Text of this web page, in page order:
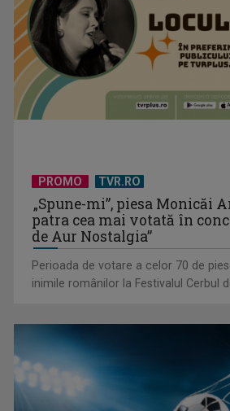
Spectacol total la TVR: David Popovici
Prima câştigătoare a trofeului „Vedeta
aniversat la TVR ...
PROMO TVR.RO
„Spune-mi”, piesa Monicăi
patra cea mai votată în
de Aur Nostalgia”
Perioada de votare a celor 70 de
inimile românilor la Festivalul Cerbul